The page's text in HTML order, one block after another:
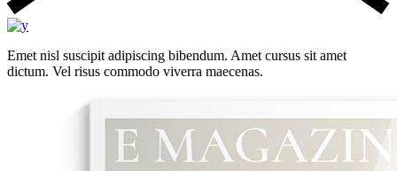
Emet nisl suscipit adipiscing bibendum. Amet cursus sit amet
dictum. Vel risus commodo viverra maecenas.